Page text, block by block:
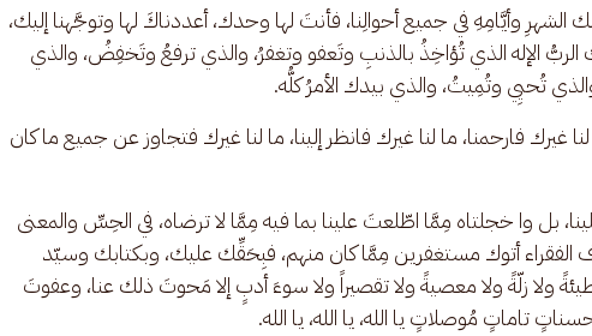
الشهرِ وأيَّامِهِ في جميع أحوالِنا، فأنتَ لها وحدك، أعددناكَ لها وتوجَّهنا إليك،
الربُّ الإله الذي تُؤاخِذُ بالذنبِ وتَعفو وتغفرُ، والذي ترفعُ وتَخفِضُ، والذي
تُحيِي وتُمِيتُ، والذي بيدك الأمرُ كلُّه.
ما لنا غيرك فارحمنا، ما لنا غيرك فانظر إلينا، ما لنا غيرك فتجاوز عن جميع ما كان
بل وا خجلتاه مِمَّا اطّلعتَ علينا بما فيه مِمَّا لا ترضاه، في الحِسِّ والمعنى
الفقراء أتوك مستغفرين مِمَّا كان منهم، فبِحَقِّك عليك، وبكتابك وسيّد
ولا زلّةً ولا معصيةً ولا تقصيراً ولا سوءَ أدبٍ إلا مَحوتَ ذلك عنا، وعفوتَ
تاماتٍ مُوصلاتٍ يا الله، يا الله، يا الله.